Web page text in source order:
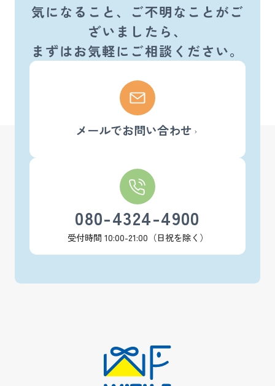
気になること、ご不明なことがご
ざいましたら、
まずはお気軽にご相談ください。
メールでお問い合わせ
080-4324-4900
受付時間 10:00-21:00（日祝を除く）